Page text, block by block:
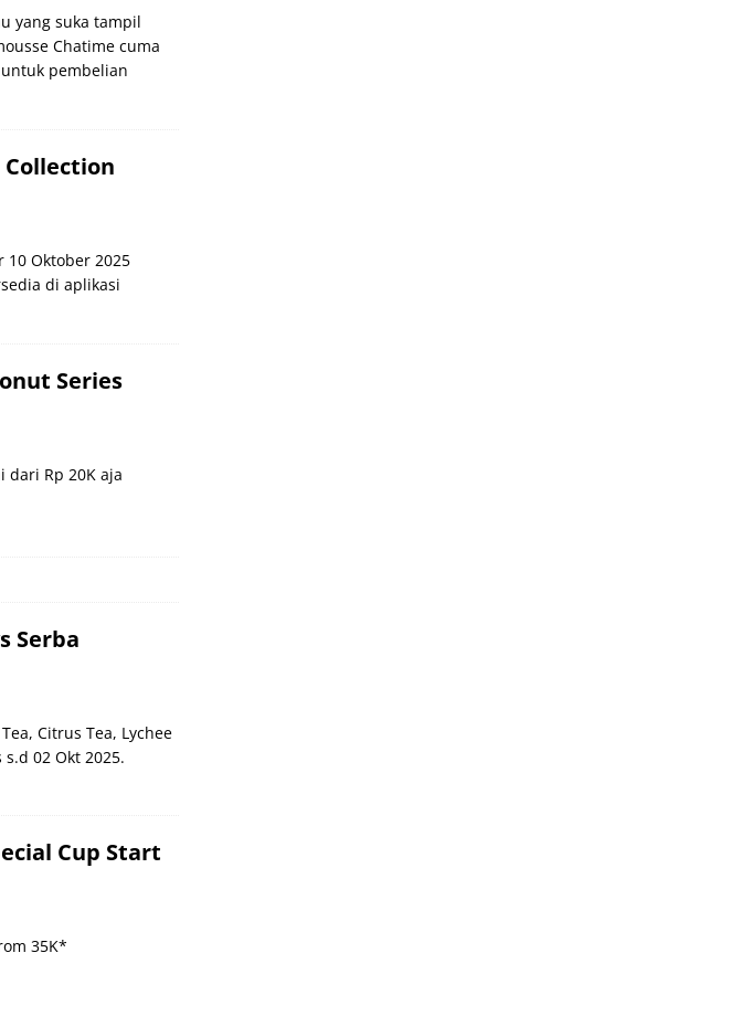
yang suka tampil
Chatime cuma
pembelian
Collection
10 Oktober 2025
di aplikasi
Series
dari Rp 20K aja
Serba
Citrus Tea, Lychee
02 Okt 2025.
Cup Start
35K*